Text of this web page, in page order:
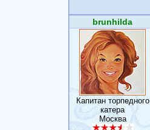
brunhilda
Капитан торпедного
катера
Москва